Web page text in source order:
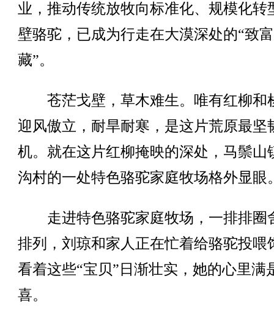
业，推动传统放牧向标准化、规模化转
壁骆驼，已成为行走在大漠深处的“致
藏”。
苍茫戈壁，草木难生。唯有红柳和
迎风傲立，耐旱耐寒，是这片荒原最坚
机。就在这片红柳掩映的深处，马鬃山
沟村的一处特色骆驼家庭牧场格外显眼
走进特色骆驼家庭牧场，一排排圈
排列，刘琼和家人正在忙着给骆驼投喂
看着这些“宝贝”日渐壮实，她的心里满
喜。